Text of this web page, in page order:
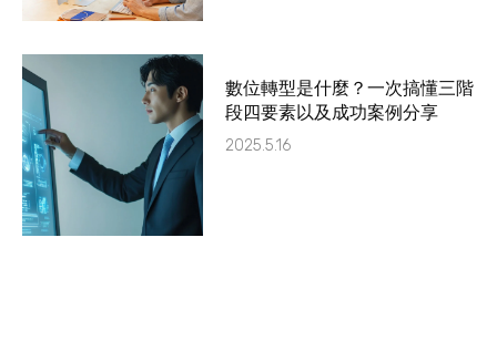
數位轉型是什麼？一次搞懂三階
段四要素以及成功案例分享
2025.5.16